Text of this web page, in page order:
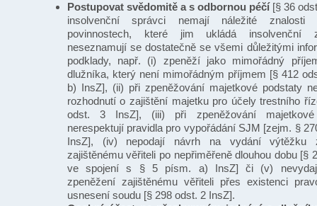
Postupovat svědomitě a s odbornou péčí [§ 36
insolvenční správci nemají náležité
povinnostech, které jim ukládá insolvenční
neseznamují se dostatečně se všemi důležitými
podklady, např. (i) zpeněží jako mimořádný
dlužníka, který není mimořádným příjmem [§ 412
b) InsZ], (ii) při zpeněžování majetkové podstaty
rozhodnutí o zajištění majetku pro účely trestního
odst. 3 InsZ], (iii) při zpeněžování majetkové
nerespektují pravidla pro vypořádání SJM [zejm. §
InsZ], (iv) nepodají návrh na vydání výtěžku
zajištěnému věřiteli po nepřiměřeně dlouhou dobu [§
ve spojení s § 5 písm. a) InsZ] či (v)
zpeněžení zajištěnému věřiteli přes existenci
usnesení soudu [§ 298 odst. 2 InsZ].